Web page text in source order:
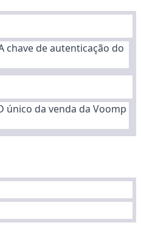
chave de autenticação do
único da venda da Voomp